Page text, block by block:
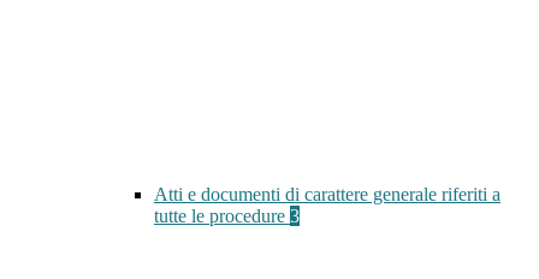
Atti e documenti di carattere generale riferiti a
tutte le procedure 3